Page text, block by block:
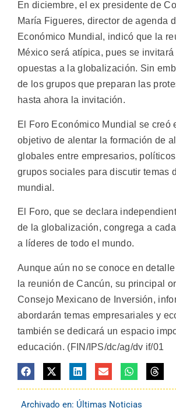
En diciembre, el ex presidente de
María Figueres, director de agenda
Económico Mundial, indicó que la
México será atípica, pues se invitará
opuestas a la globalización. Sin
de los grupos que preparan las
hasta ahora la invitación.
El Foro Económico Mundial se creó
objetivo de alentar la formación de
globales entre empresarios,
grupos sociales para discutir temas
mundial.
El Foro, que se declara
de la globalización, congrega a
a líderes de todo el mundo.
Aunque aún no se conoce en
la reunión de Cancún, su principal
Consejo Mexicano de Inversión,
abordarán temas empresariales y
también se dedicará un espacio
educación. (FIN/IPS/dc/ag/dv if/01
Archivado en: Últimas Noticias